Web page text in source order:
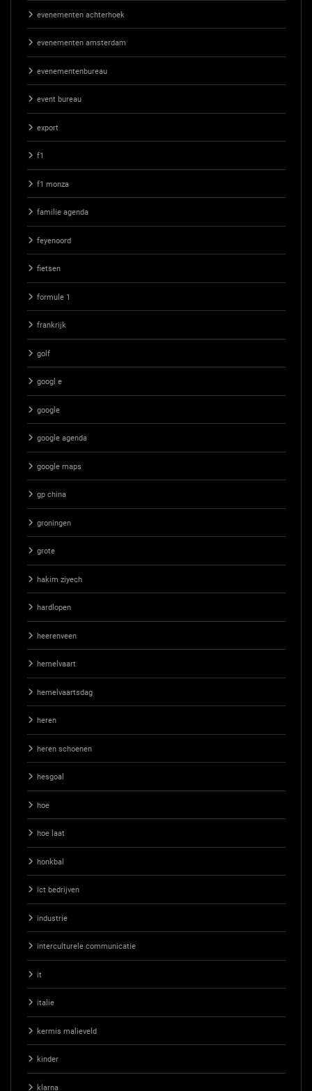
evenementen achterhoek
evenementen amsterdam
evenementenbureau
event bureau
export
f1
f1 monza
familie agenda
feyenoord
fietsen
formule 1
frankrijk
golf
googl e
google
google agenda
google maps
gp china
groningen
grote
hakim ziyech
hardlopen
heerenveen
hemelvaart
hemelvaartsdag
heren
heren schoenen
hesgoal
hoe
hoe laat
honkbal
ict bedrijven
industrie
interculturele communicatie
it
italie
kermis malieveld
kinder
klarna